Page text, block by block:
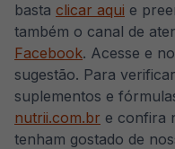
basta clicar aqui e
também o canal de
Facebook. Acesse e
sugestão. Para
suplementos e
nutrii.com.br e confira
tenham gostado de